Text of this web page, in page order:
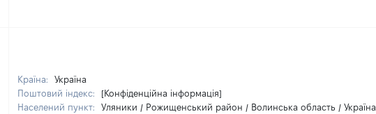
Країна:
Україна
Поштовий індекс:
[Конфіденційна інформація]
Населений пункт:
Уляники / Рожищенський район / Волинська область / Україна